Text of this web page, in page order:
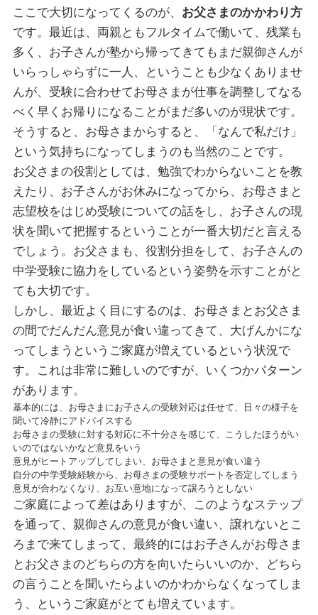
ここで大切になってくるのが、 お父さまのかかわり方
です。最近は、両親ともフルタイムで働いて、残業も
多く、お子さんが塾から帰ってきてもまだ親御さんが
いらっしゃらずに一人、ということも少なくありませ
んが、受験に合わせてお母さまが仕事を調整してなる
べく早くお帰りになることがまだ多いのが現状です。
そうすると、お母さまからすると、「なんで私だけ」
という気持ちになってしまうのも当然のことです。
お父さまの役割としては、勉強でわからないことを教
えたり、お子さんがお休みになってから、お母さまと
志望校をはじめ受験についての話をし、お子さんの現
状を聞いて把握するということが一番大切だと言える
でしょう。お父さまも、役割分担をして、お子さんの
中学受験に協力をしているという姿勢を示すことがと
ても大切です。
しかし、最近よく目にするのは、お母さまとお父さま
の間でだんだん意見が食い違ってきて、大げんかにな
ってしまうというご家庭が増えているという状況で
す。これは非常に難しいのですが、いくつかパターン
があります。
基本的には、お母さまにお子さんの受験対応は任せて、日々の様子を
聞いて冷静にアドバイスする
お母さまの受験に対する対応に不十分さを感じて、こうしたほうがい
いのではないかなど意見をいう
意見がヒートアップしてしまい、お母さまと意見が食い違う
自分の中学受験経験から、お母さまの受験サポートを否定してしまう
意見が合わなくなり、お互い意地になって譲ろうとしない
ご家庭によって差はありますが、このようなステップ
を通って、親御さんの意見が食い違い、譲れないとこ
ろまで来てしまって、最終的にはお子さんがお母さま
とお父さまのどちらの方を向いたらいいのか、どちら
の言うことを聞いたらよいのかわからなくなってしま
う、というご家庭がとても増えています。